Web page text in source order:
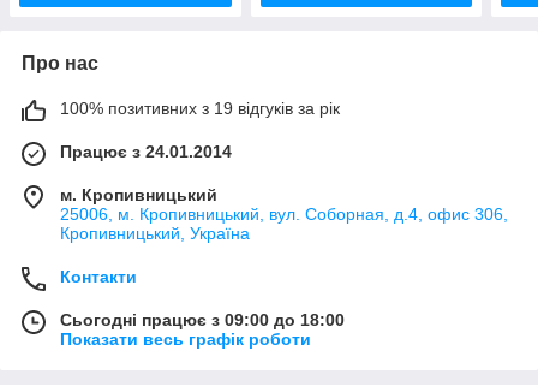
Про нас
100% позитивних з 19 відгуків за рік
Працює з 24.01.2014
м. Кропивницький
25006, м. Кропивницький, вул. Соборная, д.4, офис 306,
Кропивницький, Україна
Контакти
Сьогодні працює з 09:00 до 18:00
Показати весь графік роботи